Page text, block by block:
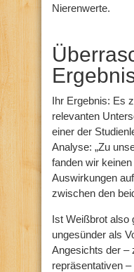
Nierenwerte.
Ihr Ergebnis: Es
relevanten
einer der
Analyse: „Zu
fanden wir
Auswirkungen
zwischen den
Ist Weißbrot also
ungesünder als
Angesichts der –
repräsentativen